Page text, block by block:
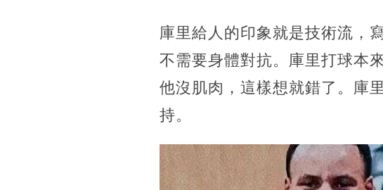
庫里給人的印象就是技術流，
不需要身體對抗。庫里打球本
他沒肌肉，這樣想就錯了。庫
持。